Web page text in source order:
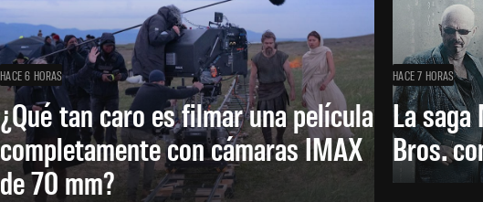
HACE 6 HORAS
¿Qué tan caro es filmar una película
completamente con cámaras IMAX
de 70 mm?
HACE 7 HORAS
La
Bros.